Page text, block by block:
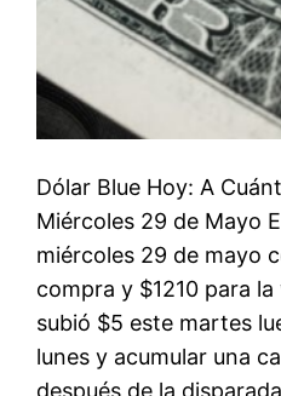
Dólar Blue Hoy: A
Miércoles 29 de Mayo
miércoles 29 de mayo
compra y $1210 para
subió $5 este martes
lunes y acumular una
después de la